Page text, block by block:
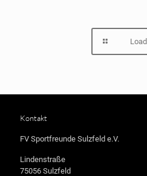
Kontakt
FV Sportfreunde Sulzfeld e.V.
Lindenstraße
75056 Sulzfeld